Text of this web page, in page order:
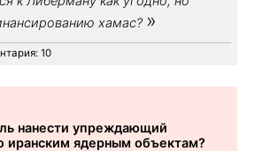
хамас? »
10
нанести упреждающий
иранским ядерным объектам?